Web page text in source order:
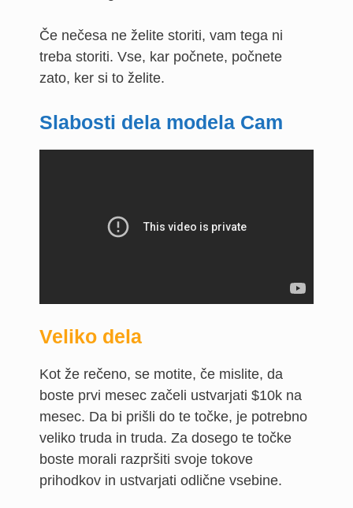
Če nečesa ne želite storiti, vam tega ni
treba storiti. Vse, kar počnete, počnete
zato, ker si to želite.
Slabosti dela modela Cam
Veliko dela
Kot že rečeno, se motite, če mislite, da
boste prvi mesec začeli ustvarjati $10k na
mesec. Da bi prišli do te točke, je potrebno
veliko truda in truda. Za dosego te točke
boste morali razpršiti svoje tokove
prihodkov in ustvarjati odlične vsebine.